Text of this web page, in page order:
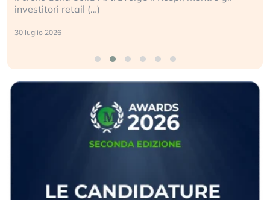
investitori retail (…)
30 luglio 2026